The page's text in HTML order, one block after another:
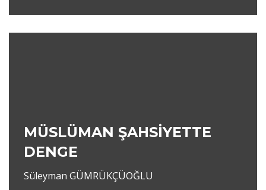
MÜSLÜMAN ŞAHSİYETTE
DENGE
Süleyman GÜMRÜKÇÜOĞLU